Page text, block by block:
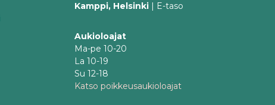
Kamppi, Helsinki | E-taso
Aukioloajat
Ma-pe 10-20
La 10-19
Su 12-18
Katso poikkeusaukioloajat